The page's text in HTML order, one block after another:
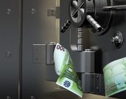
2 bons numéros